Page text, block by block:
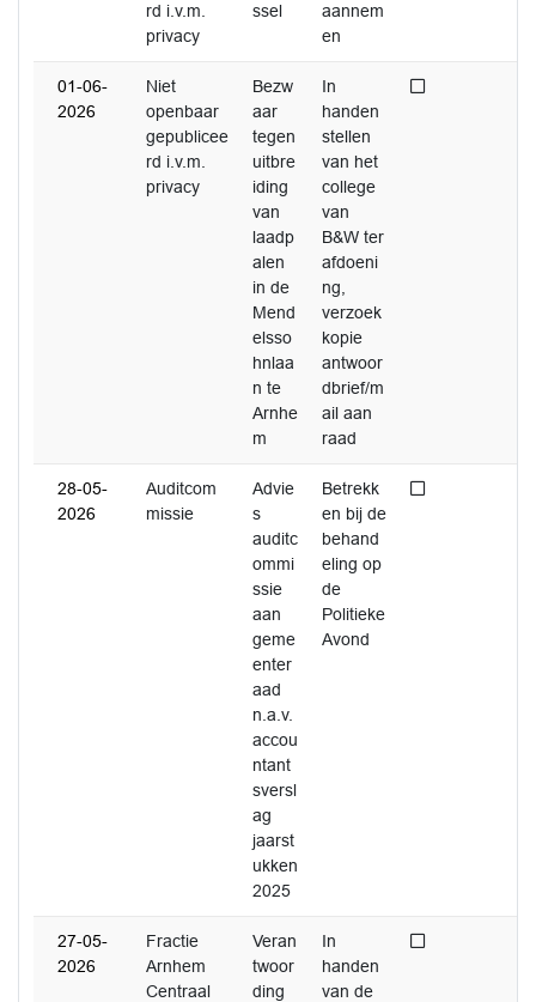
rd i.v.m.
privacy
ssel
aannem
en
01-06-
2026
Niet
openbaar
gepublicee
rd i.v.m.
privacy
Bezw
aar
tegen
uitbre
iding
van
laadp
alen
in de
Mend
elsso
hnlaa
n te
Arnhe
m
In
handen
stellen
van het
college
van
B&W ter
afdoeni
ng,
verzoek
kopie
antwoor
dbrief/m
ail aan
raad
Niet afgedaan
28-05-
2026
Auditcom
missie
Advie
s
auditc
ommi
ssie
aan
geme
enter
aad
n.a.v.
accou
ntant
sversl
ag
jaarst
ukken
2025
Betrekk
en bij de
behand
eling op
de
Politieke
Avond
Niet afgedaan
27-05-
2026
Fractie
Arnhem
Centraal
Veran
twoor
ding
In
handen
van de
Niet afgedaan